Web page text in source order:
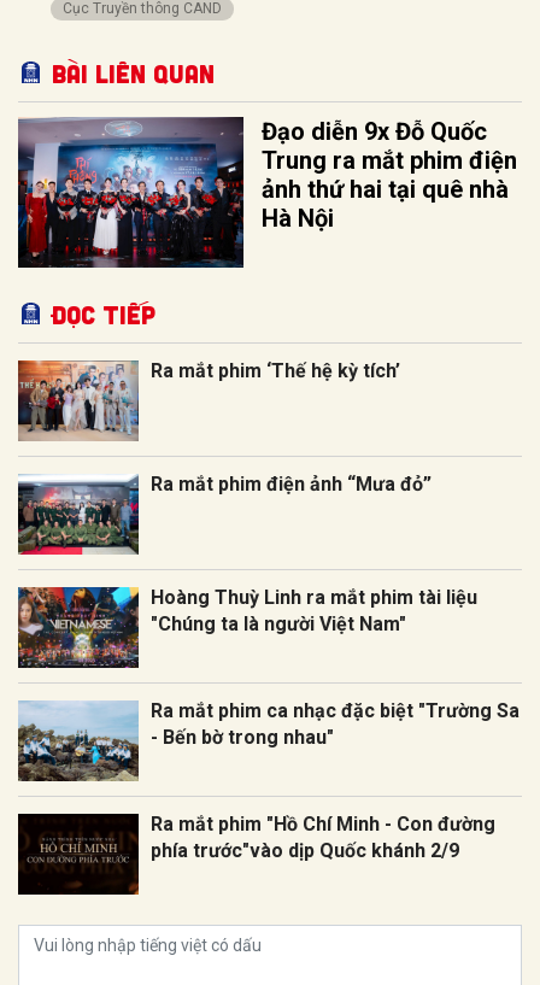
Cục Truyền thông CAND
Bài liên quan
Đạo diễn 9x Đỗ Quốc
Trung ra mắt phim điện
ảnh thứ hai tại quê nhà
Hà Nội
Đọc tiếp
Ra mắt phim ‘Thế hệ kỳ tích’
Ra mắt phim điện ảnh “Mưa đỏ”
Hoàng Thuỳ Linh ra mắt phim tài liệu
"Chúng ta là người Việt Nam"
Ra mắt phim ca nhạc đặc biệt "Trường Sa
- Bến bờ trong nhau"
Ra mắt phim "Hồ Chí Minh - Con đường
phía trước"vào dịp Quốc khánh 2/9